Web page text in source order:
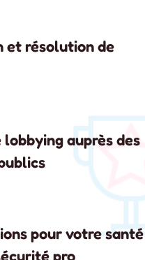
et résolution de
auprès des
pour votre santé
pro